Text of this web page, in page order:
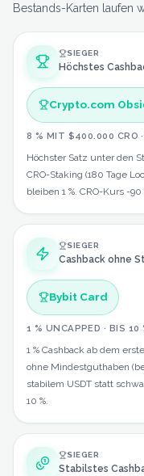
Bestands-Karten laufen
SIEGER
Höchstes
Crypto.com
8 % MIT $400.000 CRO
Höchster Satz unter den
CRO-Staking (180 Tage
bleiben 1 %. CRO-Kurs -90
SIEGER
Cashback ohne
Bybit Card
1 % UNCAPPED · BIS 10
1 % Cashback ab dem
ohne Mindestguthaben
stabilem USDT statt
10 %.
SIEGER
Stabilstes